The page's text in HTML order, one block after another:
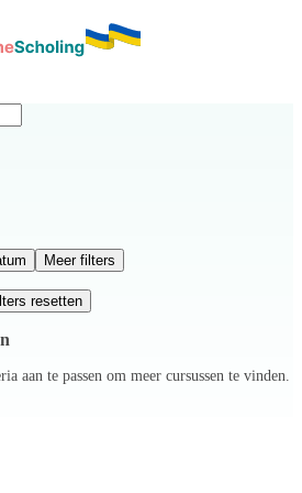
Meer filters
resetten
aan te passen om meer cursussen te vinden.